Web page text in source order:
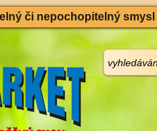
či nepochopitelný